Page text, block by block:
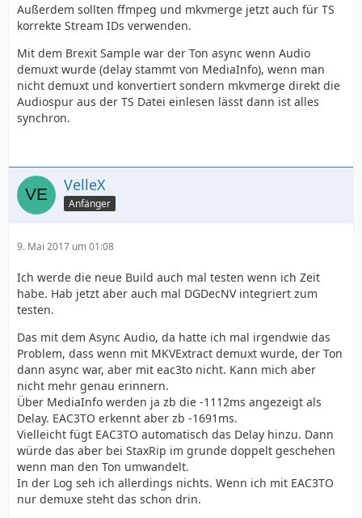
Außerdem sollten ffmpeg und mkvmerge jetzt auch für TS
korrekte Stream IDs verwenden.
Mit dem Brexit Sample war der Ton async wenn Audio
demuxt wurde (delay stammt von MediaInfo), wenn man
nicht demuxt und konvertiert sondern mkvmerge direkt die
Audiospur aus der TS Datei einlesen lässt dann ist alles
synchron.
VelleX
Anfänger
9. Mai 2017 um 01:08
Ich werde die neue Build auch mal testen wenn ich Zeit
habe. Hab jetzt aber auch mal DGDecNV integriert zum
testen.
Das mit dem Async Audio, da hatte ich mal irgendwie das
Problem, dass wenn mit MKVExtract demuxt wurde, der Ton
dann async war, aber mit eac3to nicht. Kann mich aber
nicht mehr genau erinnern.
Über MediaInfo werden ja zb die -1112ms angezeigt als
Delay. EAC3TO erkennt aber zb -1691ms.
Vielleicht fügt EAC3TO automatisch das Delay hinzu. Dann
würde das aber bei StaxRip im grunde doppelt geschehen
wenn man den Ton umwandelt.
In der Log seh ich allerdings nichts. Wenn ich mit EAC3TO
nur demuxe steht das schon drin.